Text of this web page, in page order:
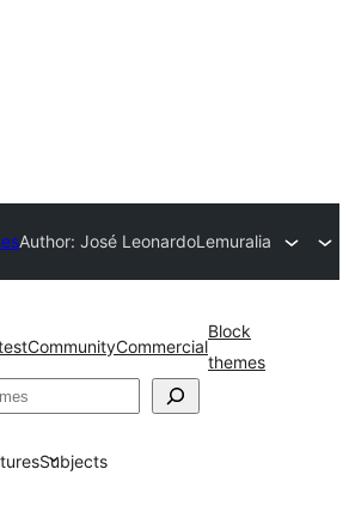
Author: José LeonardoLemuralia
CommunityCommercial
Block
themes
Subjects